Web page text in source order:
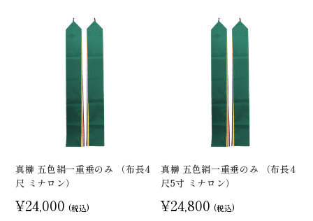
真榊 五色絹一重垂のみ （布長4
尺 ミナロン）
¥24,000 (税込)
真榊 五色絹一重垂のみ （布長4
尺5寸 ミナロン）
¥24,800 (税込)